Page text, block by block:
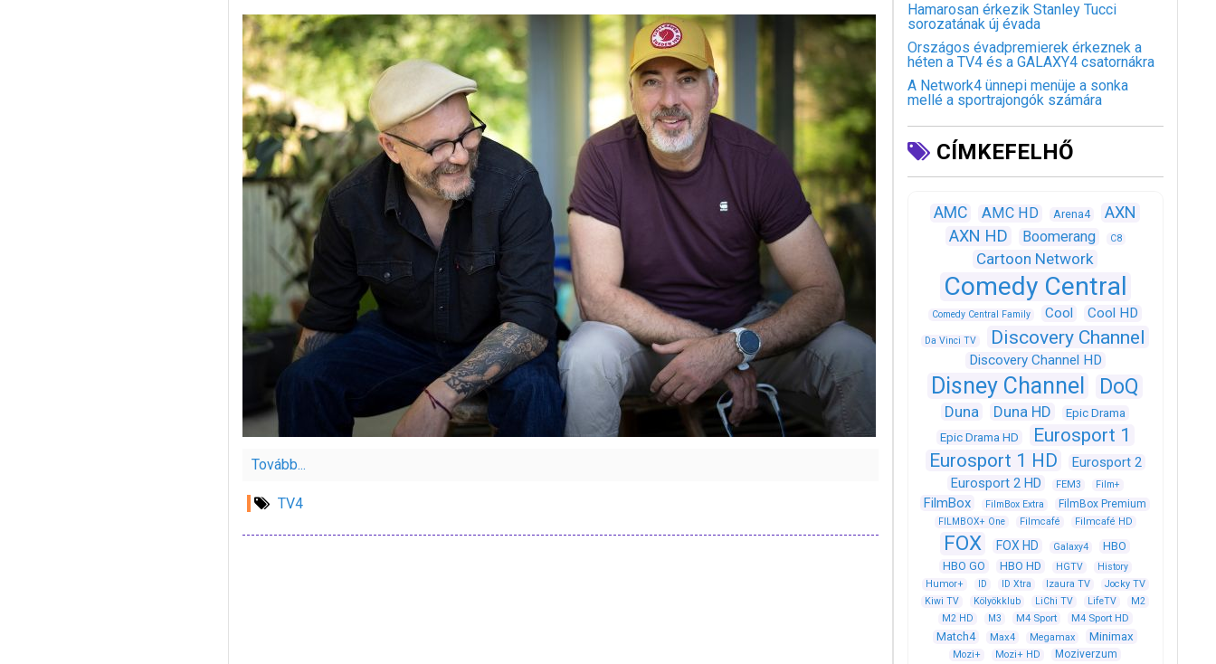
Tovább...
TV4
Hamarosan érkezik Stanley Tucci
sorozatának új évada
Országos évadpremierek érkeznek a
héten a TV4 és a GALAXY4 csatornákra
A Network4 ünnepi menüje a sonka
mellé a sportrajongók számára
CÍMKEFELHŐ
AMC AMC HD Arena4
AXN
AXN HD
Boomerang C8
Cartoon Network
Comedy Central
Comedy Central Family Cool Cool HD
Da Vinci TV Discovery Channel
Discovery Channel HD
Disney Channel DoQ
Duna Duna HD
Epic Drama
Epic Drama HD
Eurosport 1
Eurosport 1 HD
Eurosport 2
Eurosport 2 HD
FEM3 Film+
FilmBox FilmBox Extra FilmBox Premium
FILMBOX+ One Filmcafé Filmcafé HD
FOX FOX HD Galaxy4
HBO
HBO GO
HBO HD HGTV
History
Humor+
ID ID Xtra Izaura TV
Jocky TV
Kiwi TV
Kölyökklub LiChi TV LifeTV
M2
M2 HD
M3 M4 Sport M4 Sport HD
Match4 Max4 Megamax Minimax
Mozi+ Mozi+ HD
Moziverzum